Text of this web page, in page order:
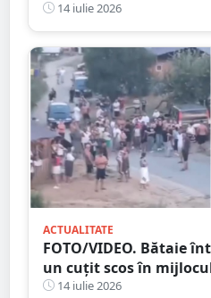
din județul Satu Mare
14 iulie 2026
ACTUALITATE
FOTO/VIDEO. Bătaie
un cuțit scos în
Satu Mare. 400 de
14 iulie 2026